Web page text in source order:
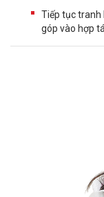
Tiếp tục tranh
góp vào hợp